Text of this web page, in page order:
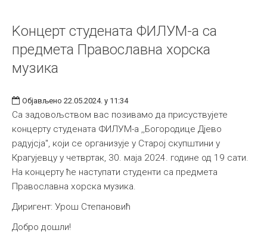
Kонцерт студената ФИЛУМ-а са
предмета Православна хорска
музика
Објављено 22.05.2024. у 11:34
Са задовољством вас позивамо да присуствујете
концерту студената ФИЛУМ-а ,,Богородице Дјево
радујсја", који се организује у Старој скупштини у
Крагујевцу у четвртак, 30. маја 2024. године од 19 сати.
На концерту ће наступати студенти са предмета
Православна хорска музика.
Диригент: Урош Степановић
Добро дошли!